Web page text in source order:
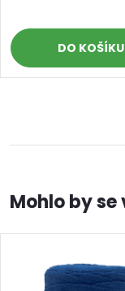
DO KOŠÍKU